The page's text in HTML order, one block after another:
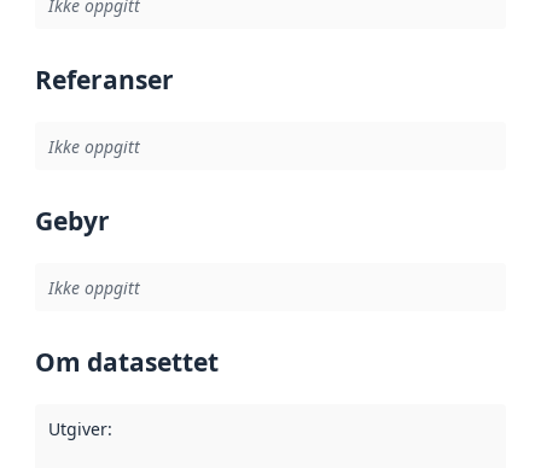
Ikke oppgitt
Referanser
Ikke oppgitt
Gebyr
Ikke oppgitt
Om datasettet
Utgiver: